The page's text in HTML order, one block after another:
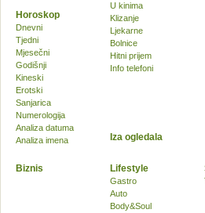
U kinima
Klizanje
Ljekarne
Bolnice
Hitni prijem
Info telefoni
Biznis Lifestyle
Gastro
Auto
Body&Soul
Horoskop
Dnevni
Tjedni
Mjesečni
Godišnji
Kineski
Erotski
Sanjarica
Numerologija
Analiza datuma
Analiza imena
Iza ogledala